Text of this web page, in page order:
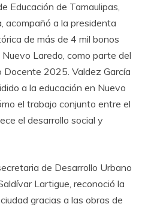
Educación de Tamaulipas,
acompañó a la presidenta
de más de 4 mil bonos
Laredo, como parte del
2025. Valdez García
a la educación en Nuevo
el trabajo conjunto entre el
el desarrollo social y
de Desarrollo Urbano
Lartigue, reconoció la
gracias a las obras de